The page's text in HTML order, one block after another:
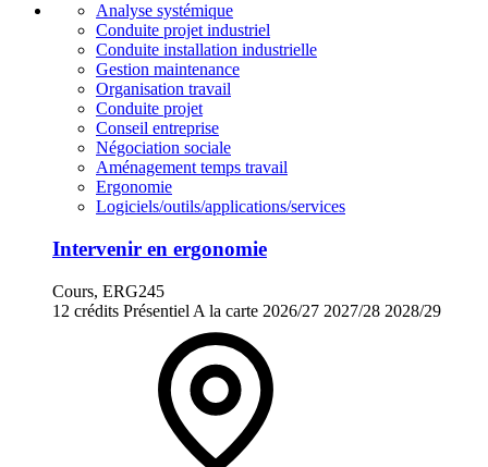
Analyse systémique
Conduite projet industriel
Conduite installation industrielle
Gestion maintenance
Organisation travail
Conduite projet
Conseil entreprise
Négociation sociale
Aménagement temps travail
Ergonomie
Logiciels/outils/applications/services
Intervenir en ergonomie
Cours, ERG245
12 crédits Présentiel A la carte 2026/27 2027/28 2028/29